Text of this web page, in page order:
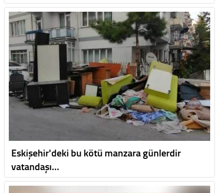
Eskişehir'deki bu kötü manzara günlerdir
vatandaşı…